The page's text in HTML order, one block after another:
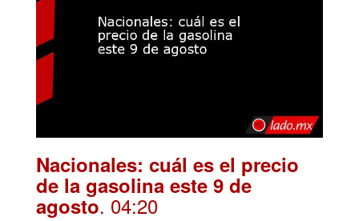
Nacionales: cuál es el precio
de la gasolina este 9 de
agosto. 04:20